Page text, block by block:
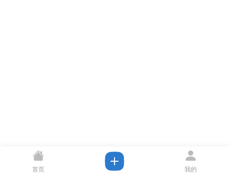
首页 我的